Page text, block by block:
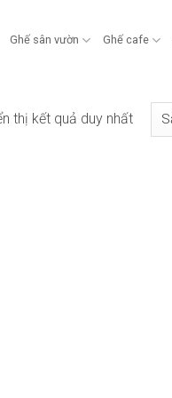
Ghế sân vườn Ghế cafe
thị kết quả duy nhất